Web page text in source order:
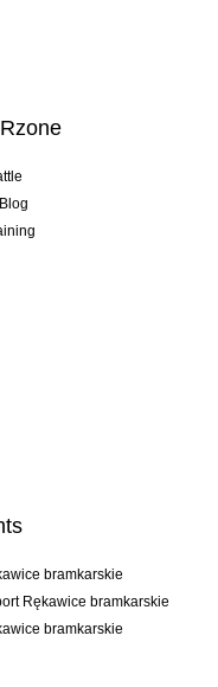
bramkarskie
Rękawice bramkarskie
bramkarskie